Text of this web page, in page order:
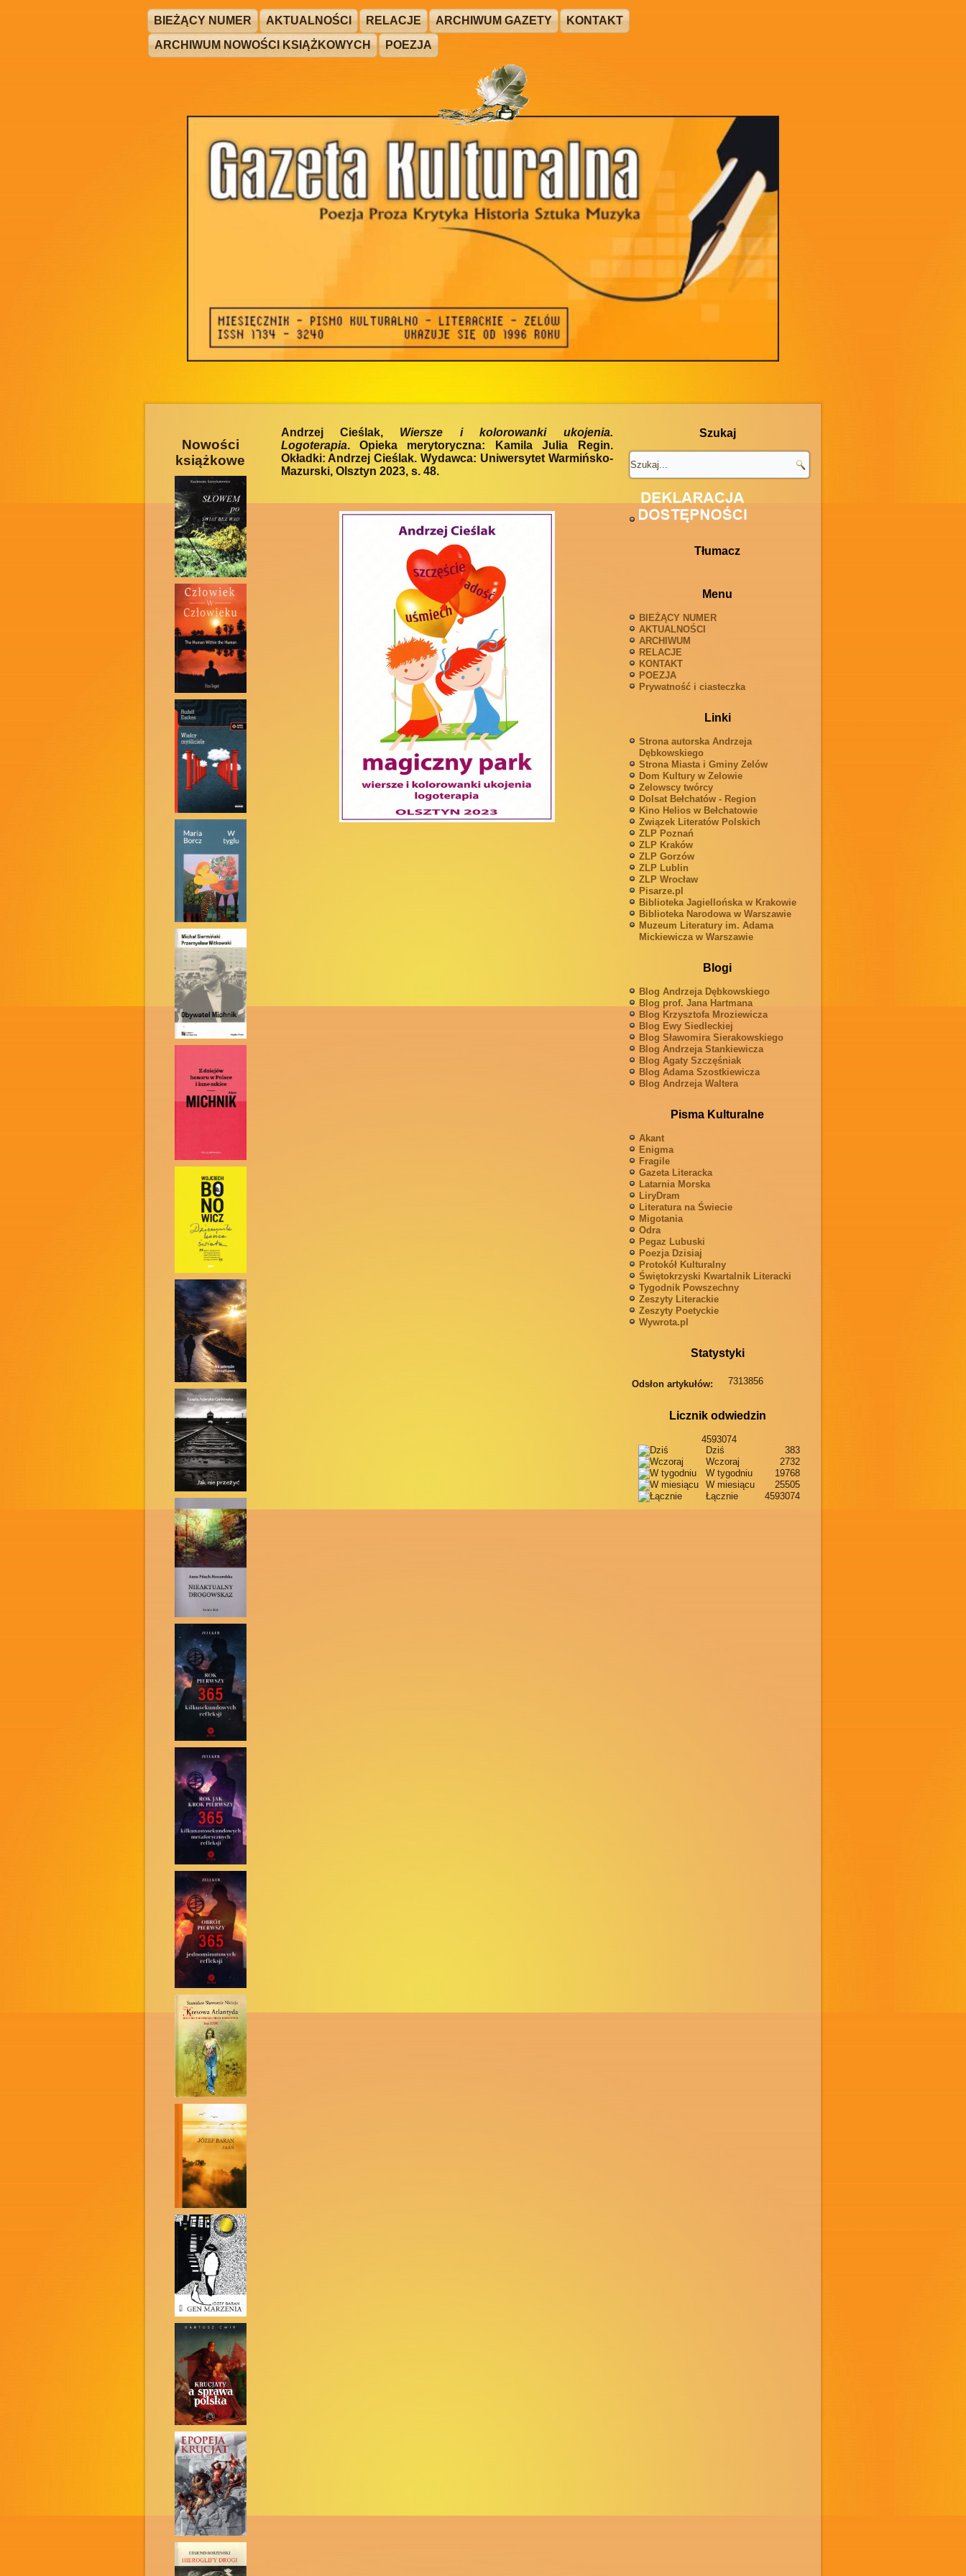
BIEŻĄCY NUMER AKTUALNOŚCI RELACJE ARCHIWUM GAZETY
KONTAKT
ARCHIWUM NOWOŚCI KSIĄŻKOWYCH
POEZJA
Nowości
książkowe
Andrzej Cieślak, Wiersze i kolorowanki ukojenia.
Logoterapia. Opieka merytoryczna: Kamila Julia Regin.
Okładki: Andrzej Cieślak. Wydawca: Uniwersytet Warmińsko-
Mazurski, Olsztyn 2023, s. 48.
Szukaj
Tłumacz
Menu
BIEŻĄCY NUMER
AKTUALNOŚCI
ARCHIWUM
RELACJE
KONTAKT
POEZJA
Prywatność i ciasteczka
Linki
Strona autorska Andrzeja
Dębkowskiego
Strona Miasta i Gminy Zelów
Dom Kultury w Zelowie
Zelowscy twórcy
Dolsat Bełchatów - Region
Kino Helios w Bełchatowie
Związek Literatów Polskich
ZLP Poznań
ZLP Kraków
ZLP Gorzów
ZLP Lublin
ZLP Wrocław
Pisarze.pl
Biblioteka Jagiellońska w Krakowie
Biblioteka Narodowa w Warszawie
Muzeum Literatury im. Adama
Mickiewicza w Warszawie
Blogi
Blog Andrzeja Dębkowskiego
Blog prof. Jana Hartmana
Blog Krzysztofa Mroziewicza
Blog Ewy Siedleckiej
Blog Sławomira Sierakowskiego
Blog Andrzeja Stankiewicza
Blog Agaty Szczęśniak
Blog Adama Szostkiewicza
Blog Andrzeja Waltera
Pisma Kulturalne
Akant
Enigma
Fragile
Gazeta Literacka
Latarnia Morska
LiryDram
Literatura na Świecie
Migotania
Odra
Pegaz Lubuski
Poezja Dzisiaj
Protokół Kulturalny
Świętokrzyski Kwartalnik Literacki
Tygodnik Powszechny
Zeszyty Literackie
Zeszyty Poetyckie
Wywrota.pl
Statystyki
Odsłon artykułów: 7313856
Licznik odwiedzin
4593074
Dziś
383
Wczoraj
2732
W tygodniu
19768
W miesiącu
25505
Łącznie
4593074